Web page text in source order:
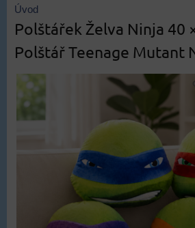
Úvod
Polštářek Želva Ninja 40
Polštář Teenage Mutant